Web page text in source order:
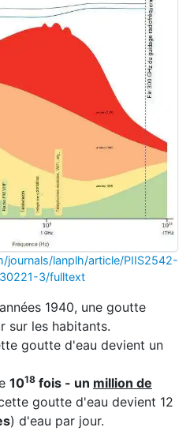
lanplh/article/PIIS2542-
3/fulltext
1940, une goutte
sur les habitants.
goutte d'eau devient un
1018 fois - un million de
goutte d'eau devient 12
) d'eau par jour.